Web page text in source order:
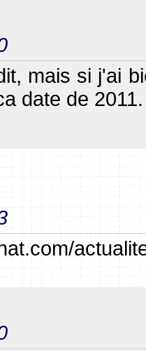
mais si j'ai
date de 2011.